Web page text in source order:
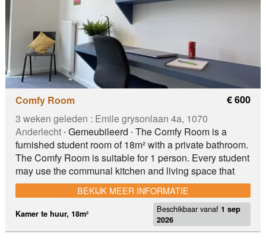
établissements scolaires **💶 Loyer : 650€/mois par
chambre – ** TO Arrêt de métro simonis
Comfy Room
3 weken geleden : Emile grysonlaan 4a, 1070
Anderlecht∙ Gemeubileerd ∙ The Comfy Room is a
furnished student room of 18m² with a private bathroom.
The Comfy Room is suitable for 1 person. Every student
may use the communal kitchen and living space that
belongs to his/her community . Student residence
CityCampus has some common facilities such as
fitness machines, study hall, bar Brux,... The residence
consists of 4 floors, each floor is characterized by a
certain color. The color of each floor will be reflected in
Kamer te huur, 18m² Beschikbaar vanaf1 sep
2026
€ 600
BEKIJK MEER INFORMATIE